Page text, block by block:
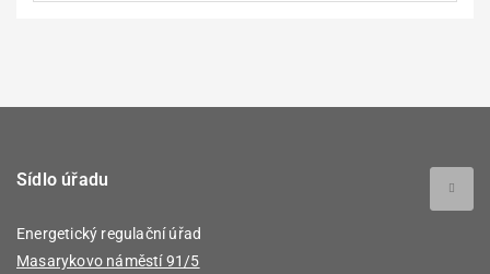
Sídlo úřadu
Energetický regulační úřad
Masarykovo náměstí 91/5